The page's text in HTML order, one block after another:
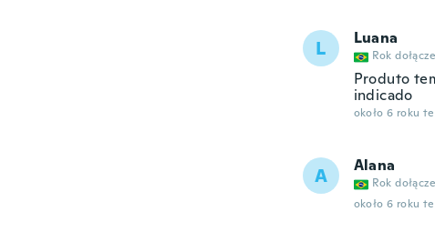
L Luana
Rok
Produto
indicado
około 6 roku
A Alana
Rok
około 6 roku